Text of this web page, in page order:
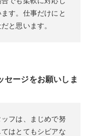
す。仕事だけにと
と思います。
セージをお願いしま
フは、まじめで努
はとてもシビアな